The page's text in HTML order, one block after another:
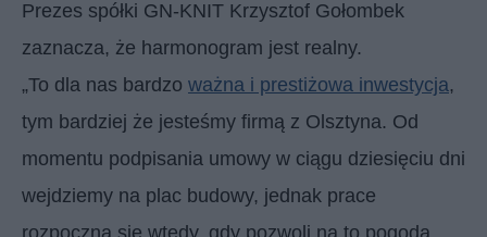
Prezes spółki GN-KNIT Krzysztof Gołombek
zaznacza, że harmonogram jest realny.
„To dla nas bardzo ważna i prestiżowa inwestycja,
tym bardziej że jesteśmy firmą z Olsztyna. Od
momentu podpisania umowy w ciągu dziesięciu dni
wejdziemy na plac budowy, jednak prace
rozpoczną się wtedy, gdy pozwoli na to pogoda.